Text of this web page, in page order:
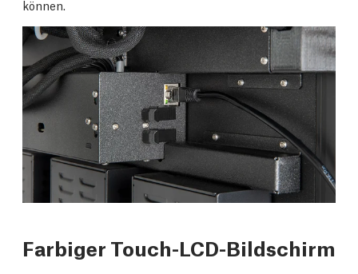
können.
Farbiger Touch-LCD-Bildschirm